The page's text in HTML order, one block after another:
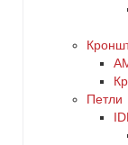
Петли